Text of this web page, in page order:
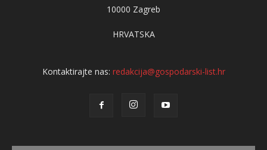
10000 Zagreb
HRVATSKA
Kontaktirajte nas: redakcija@gospodarski-list.hr